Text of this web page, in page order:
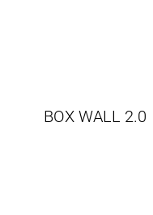
BOX WALL 2.0